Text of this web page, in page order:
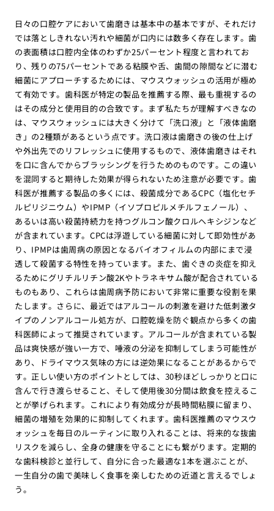
日々の口腔ケアにおいて歯磨きは基本中の基本ですが、それだけ
では落としきれない汚れや細菌が口内には数多く存在します。歯
の表面積は口腔内全体のわずか25パーセント程度と言われてお
り、残りの75パーセントである粘膜や舌、歯間の隙間などに潜む
細菌にアプローチするためには、マウスウォッシュの活用が極め
て有効です。歯科医が特定の製品を推薦する際、最も重視するの
はその成分と使用目的の合致です。まず私たちが理解すべきなの
は、マウスウォッシュには大きく分けて「洗口液」と「液体歯磨
き」の2種類があるという点です。洗口液は歯磨きの後の仕上げ
や外出先でのリフレッシュに使用するもので、液体歯磨きはそれ
を口に含んでからブラッシングを行うためのものです。この違い
を混同すると期待した効果が得られないため注意が必要です。歯
科医が推薦する製品の多くには、殺菌成分であるCPC（塩化セチ
ルピリジニウム）やIPMP（イソプロピルメチルフェノール）、
あるいは高い殺菌持続力を持つグルコン酸クロルヘキシジンなど
が含まれています。CPCは浮遊している細菌に対して即効性があ
り、IPMPは歯周病の原因となるバイオフィルムの内部にまで浸
透して殺菌する特性を持っています。また、歯ぐきの炎症を抑え
るためにグリチルリチン酸2Kやトラネキサム酸が配合されている
ものもあり、これらは歯周病予防において非常に重要な役割を果
たします。さらに、最近ではアルコールの刺激を避けた低刺激タ
イプのノンアルコール処方が、口腔乾燥を防ぐ観点から多くの歯
科医師によって推奨されています。アルコールが含まれている製
品は爽快感が強い一方で、唾液の分泌を抑制してしまう可能性が
あり、ドライマウス気味の方には逆効果になることがあるからで
す。正しい使い方のポイントとしては、30秒ほどしっかりと口に
含んで行き渡らせること、そして使用後30分間は飲食を控えるこ
とが挙げられます。これにより有効成分が長時間粘膜に留まり、
細菌の増殖を効果的に抑制してくれます。歯科医推薦のマウスウ
ォッシュを毎日のルーティンに取り入れることは、将来的な抜歯
リスクを減らし、全身の健康を守ることにも繋がります。定期的
な歯科検診と並行して、自分に合った最適な1本を選ぶことが、
一生自分の歯で美味しく食事を楽しむための近道と言えるでしょ
う。